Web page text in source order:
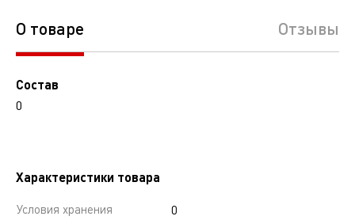
О товаре Отзывы
Состав
0
Характеристики товара
Условия хранения
0